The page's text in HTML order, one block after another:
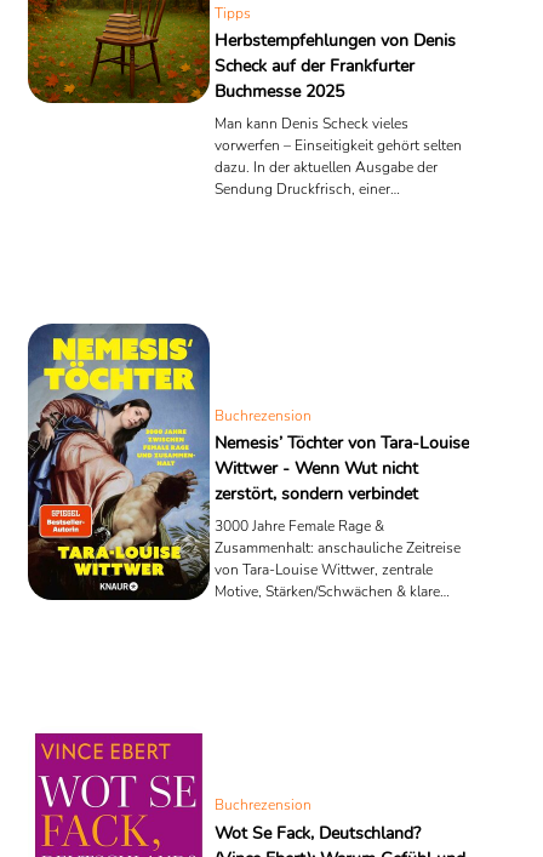
Tipps
Herbstempfehlungen von Denis
Scheck auf der Frankfurter
Buchmesse 2025
Man kann Denis Scheck vieles
vorwerfen – Einseitigkeit gehört selten
dazu. In der aktuellen Ausgabe der
Sendung Druckfrisch, einer
nach Halt in der ...
Buchrezension
Nemesis’ Töchter von Tara-Louise
Wittwer - Wenn Wut nicht
zerstört, sondern verbindet
3000 Jahre Female Rage &
Zusammenhalt: anschauliche Zeitreise
von Tara-Louise Wittwer, zentrale
Motive, Stärken/Schwächen & klare
Buchrezension
Wot Se Fack, Deutschland?